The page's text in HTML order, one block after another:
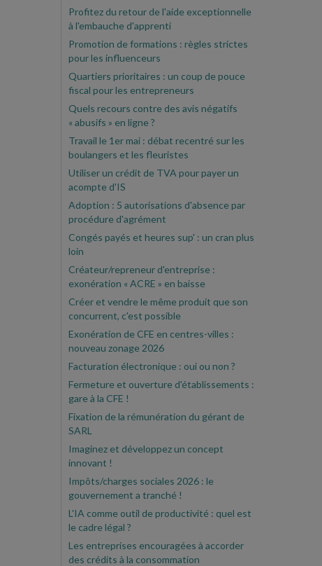
Profitez du retour de l'aide exceptionnelle
à l'embauche d'apprenti
Promotion de formations : règles strictes
pour les influenceurs
Quartiers prioritaires : un coup de pouce
fiscal pour les entrepreneurs
Quels recours contre des avis négatifs
« abusifs » en ligne ?
Travail le 1er mai : débat recentré sur les
boulangers et les fleuristes
Utiliser un crédit de TVA pour payer un
acompte d'IS
Adoption : 5 autorisations d'absence par
procédure d'agrément
Congés payés et heures sup' : un cran plus
loin
Créateur/repreneur d'entreprise :
exonération « ACRE » en baisse
Créer et vendre le même produit que son
concurrent, c'est possible
Exonération de CFE en centres-villes :
nouveau zonage 2026
Facturation électronique : oui ou non ?
Fermeture et ouverture d'établissements :
gare à la CFE !
Fixation de la rémunération du gérant de
SARL
Imaginez et développez un concept
innovant !
Impôts/charges sociales 2026 : le
gouvernement a tranché !
L'IA comme outil de productivité : quel est
le cadre légal ?
Les entreprises encouragées à accorder
des crédits à la consommation